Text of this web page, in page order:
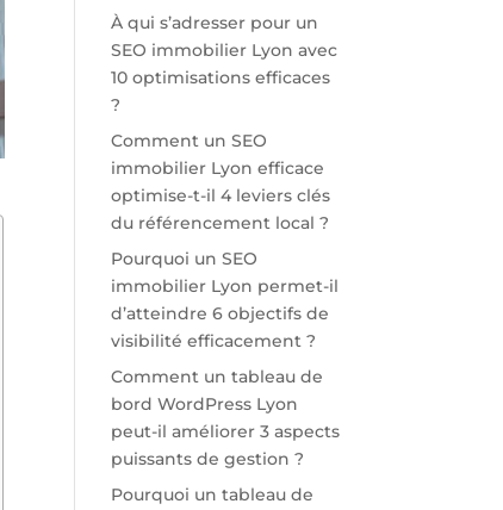
À qui s’adresser pour un
SEO immobilier Lyon avec
10 optimisations efficaces
?
Comment un SEO
immobilier Lyon efficace
optimise-t-il 4 leviers clés
du référencement local ?
Pourquoi un SEO
immobilier Lyon permet-il
d’atteindre 6 objectifs de
visibilité efficacement ?
Comment un tableau de
bord WordPress Lyon
peut-il améliorer 3 aspects
puissants de gestion ?
Pourquoi un tableau de